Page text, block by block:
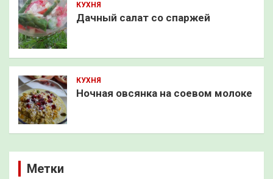
КУХНЯ
Дачный салат со спаржей
КУХНЯ
Ночная овсянка на соевом молоке
Метки